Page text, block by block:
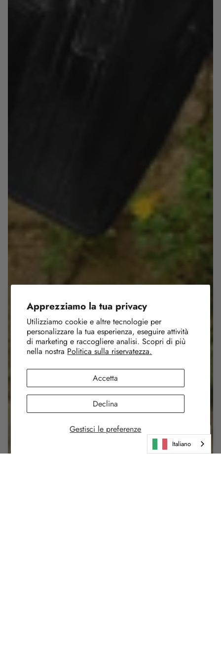
Apprezziamo la tua privacy
Utilizziamo cookie e altre tecnologie per
personalizzare la tua esperienza, eseguire attività
di marketing e raccogliere analisi. Scopri di più
nella nostra Politica sulla riservatezza.
Gestisci le preferenze
Accetta
Declina
Italiano